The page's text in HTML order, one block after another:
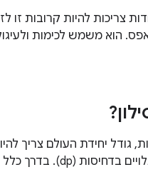
להיות קרובות זו
הוא משמש לכימות
גודל יחידת העולם צריך